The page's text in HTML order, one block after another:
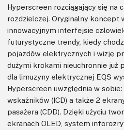
Hyperscreen rozciągający się na
rozdzielczej. Oryginalny koncept
innowacyjnym interfejsie
futurystyczne trendy, kiedy
pojazdów elektrycznych i wizję
dużymi krokami nieuchronnie już
dla limuzyny elektrycznej EQS
Hyperscreen uwzględnia w sobie:
wskaźników (ICD) a także 2
pasażera (CDD). Dzięki użyciu
ekranach OLED, system